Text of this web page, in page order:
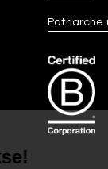
Patriarche
Hallo...
wir sind